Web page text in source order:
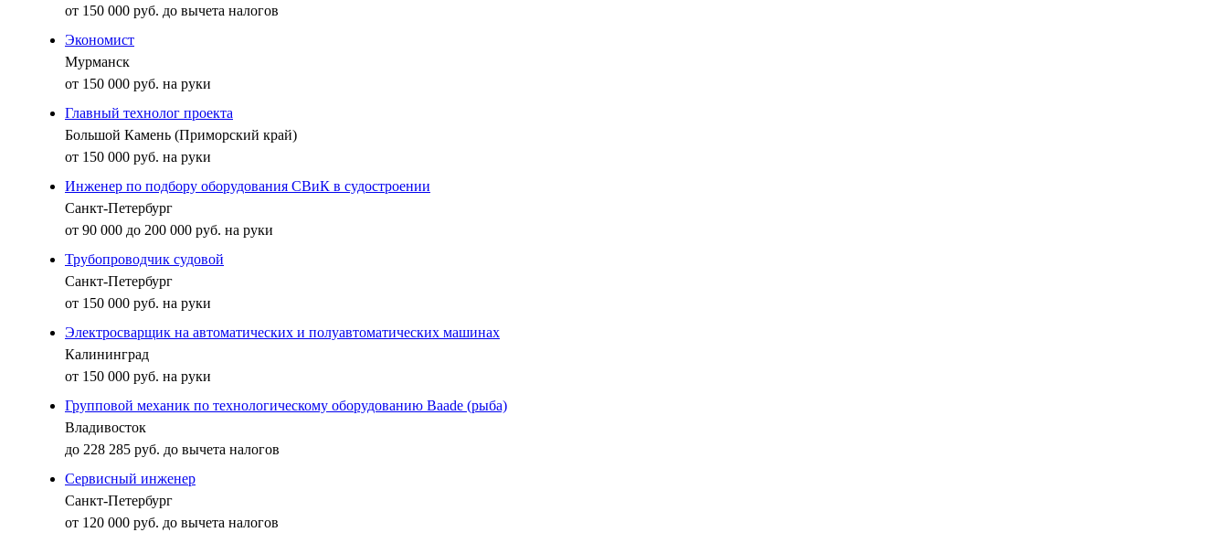
от 150 000 руб. до вычета налогов
Экономист
Мурманск
от 150 000 руб. на руки
Главный технолог проекта
Большой Камень (Приморский край)
от 150 000 руб. на руки
Инженер по подбору оборудования СВиК в судостроении
Санкт-Петербург
от 90 000 до 200 000 руб. на руки
Трубопроводчик судовой
Санкт-Петербург
от 150 000 руб. на руки
Электросварщик на автоматических и полуавтоматических машинах
Калининград
от 150 000 руб. на руки
Групповой механик по технологическому оборудованию Baade (рыба)
Владивосток
до 228 285 руб. до вычета налогов
Сервисный инженер
Санкт-Петербург
от 120 000 руб. до вычета налогов